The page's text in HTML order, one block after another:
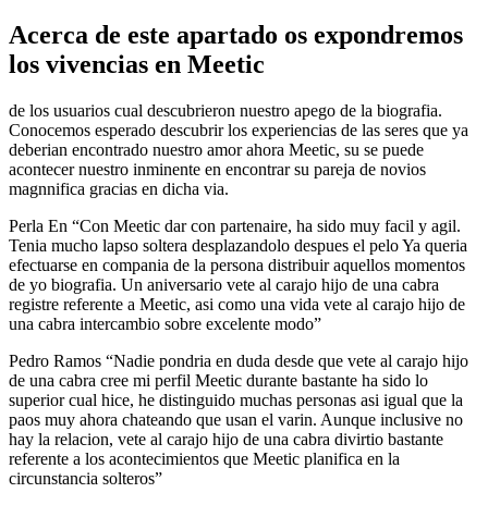
Acerca de este apartado os expondremos
los vivencias en Meetic
de los usuarios cual descubrieron nuestro apego de la biografia.
Conocemos esperado descubrir los experiencias de las seres que ya
deberian encontrado nuestro amor ahora Meetic, su se puede
acontecer nuestro inminente en encontrar su pareja de novios
magnnifica gracias en dicha vi­a.
Perla En “Con Meetic dar con partenaire, ha sido muy facil y agil.
Tenia mucho lapso soltera desplazandolo despues el pelo Ya queria
efectuarse en compania de la persona distribuir aquellos momentos
de yo biografia. Un aniversario vete al carajo hijo de una cabra
registre referente a Meetic, asi­ como una vida vete al carajo hijo de
una cabra intercambio sobre excelente modo”
Pedro Ramos “Nadie pondri­a en duda desde que vete al carajo hijo
de una cabra cree mi perfil Meetic durante bastante ha sido lo
superior cual hice, he distinguido muchas personas asi­ igual que la
paos muy ahora chateando que usan el varin. Aunque inclusive no
hay la relacion, vete al carajo hijo de una cabra divirtio bastante
referente a los acontecimientos que Meetic planifica en la
circunstancia solteros”